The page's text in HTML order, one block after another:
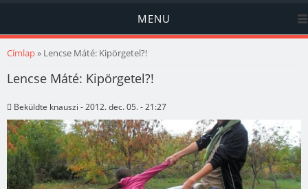
MENU
Jelenlegi hely
Címlap» Lencse Máté: Kipörgetel?!
Lencse Máté: Kipörgetel?!
Beküldte knauszi - 2012. dec. 05. - 21:27